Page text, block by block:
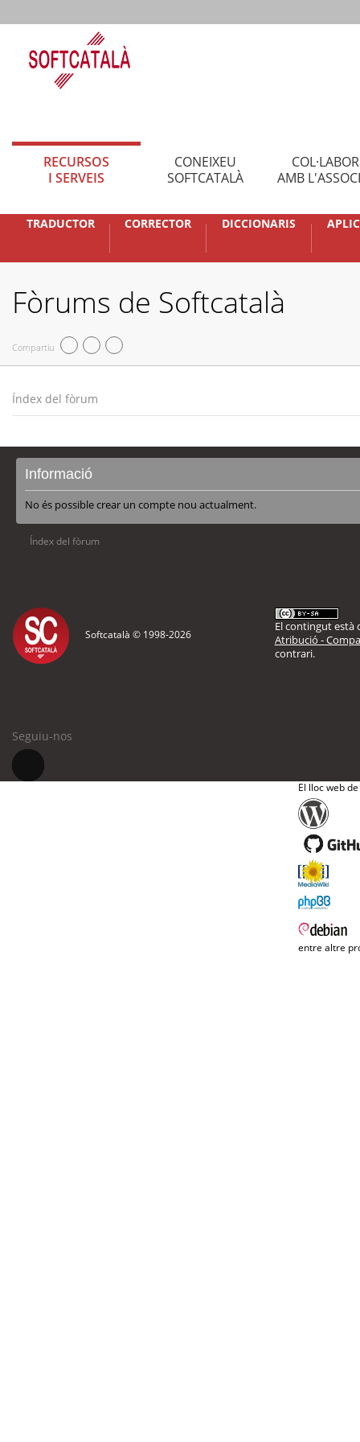
RECURSOS
I SERVEIS
CONEIXEU
SOFTCATALÀ
AMB
TRADUCTOR CORRECTOR DICCIONARIS
Fòrums de Softcatalà
Compartiu
Índex del fòrum
Informació
No és possible crear un compte nou actualment.
Índex del fòrum
Softcatalà © 1998-2026
El contingut està
Atribució -
contrari.
Seguiu-nos
El lloc web
entre altre